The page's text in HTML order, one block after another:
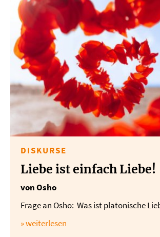
DISKURSE
Liebe ist einfach Liebe!
von Osho
Frage an Osho: Was ist platonische
» weiterlesen